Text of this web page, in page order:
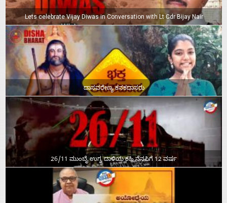
Lets celebrate Vijay Diwas in Conversation with Lt Cdr Bijay Nair
ದಾಸವರೇಣ್ಯ ಕನಕದಾಸರು
26/11 ಮುಂಬೈ ಉಗ್ರ ದಾಳಿಯ ಕಹಿ ನೆನಪಿಗೆ 12 ವರ್ಷ